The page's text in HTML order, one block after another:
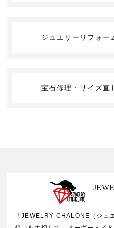
ジュエリーリフォ
宝石修理・サイズ
「JEWELRY CHALONE（ジュ